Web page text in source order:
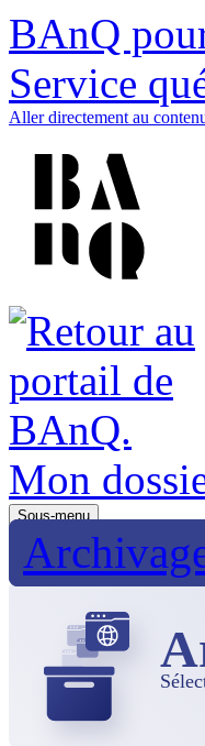
BAnQ
Service
Aller directement au
Mon
Sous-menu